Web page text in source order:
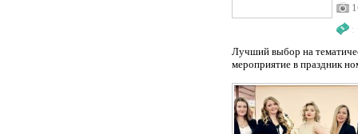
:
Лучший выбор на
мероприятие в праздник